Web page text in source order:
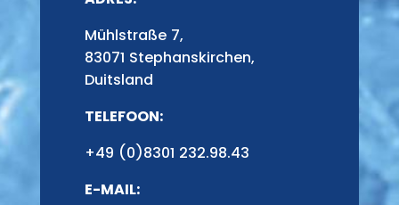
Mühlstraße 7,
83071 Stephanskirchen,
Duitsland
TELEFOON:
+49 (0)8301 232.98.43
E-MAIL: